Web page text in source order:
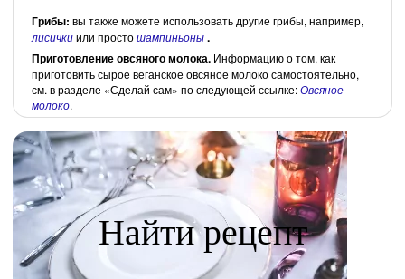
Грибы: вы также можете использовать другие грибы, например,
лисичкиили простошампиньоны.
Приготовление овсяного молока. Информацию о том, как
приготовить сырое веганское овсяное молоко самостоятельно,
см. в разделе «Сделай сам» по следующей ссылке:Овсяное
молоко.
Найти рецепт